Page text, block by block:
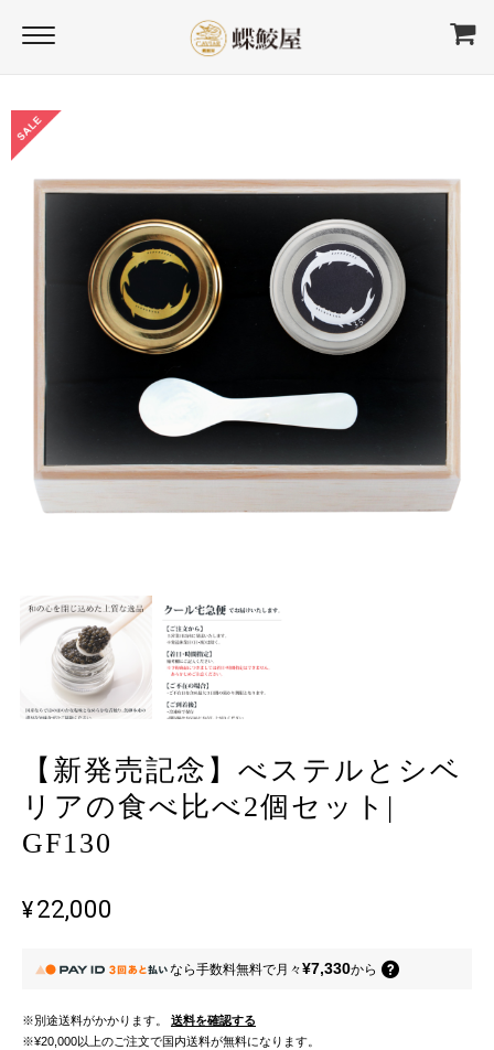
【新発売記念】べステルとシベ
リアの食べ比べ2個セット|
GF130
¥22,000
なら手数料無料で月々¥7,330から
※別途送料がかかります。
送料を確認する
※¥20,000以上のご注文で国内送料が無料になります。